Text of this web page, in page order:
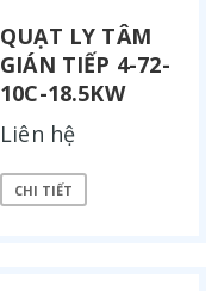
QUẠT LY TÂM
GIÁN TIẾP 4-72-
10C-18.5KW
Liên hệ
CHI TIẾT